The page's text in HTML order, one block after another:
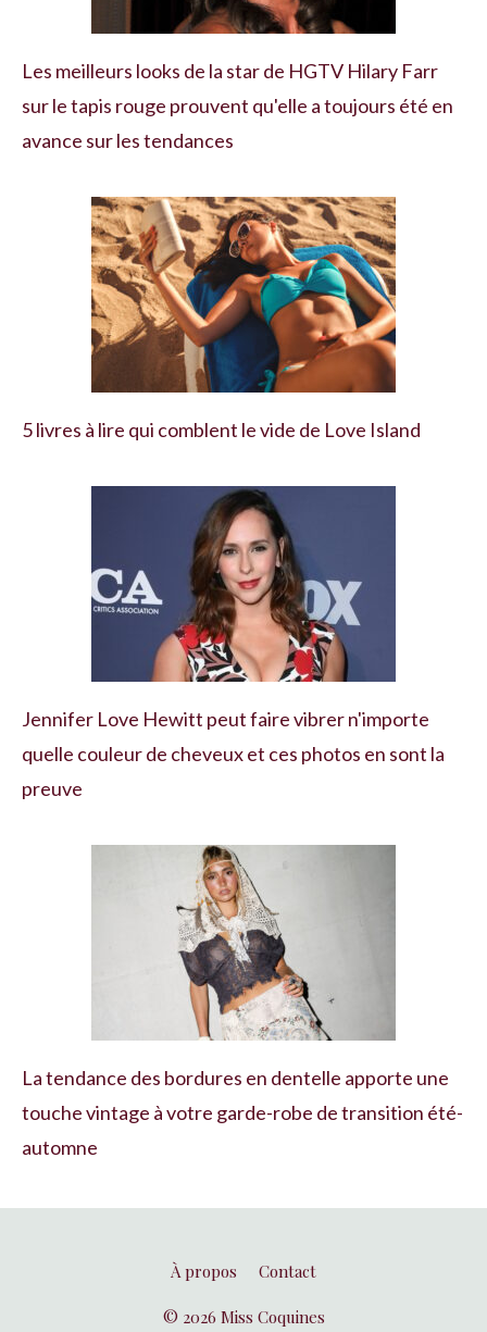
Les meilleurs looks de la star de HGTV Hilary Farr
sur le tapis rouge prouvent qu'elle a toujours été en
avance sur les tendances
5 livres à lire qui comblent le vide de Love Island
Jennifer Love Hewitt peut faire vibrer n'importe
quelle couleur de cheveux et ces photos en sont la
preuve
La tendance des bordures en dentelle apporte une
touche vintage à votre garde-robe de transition été-
automne
À propos Contact
© 2026 Miss Coquines